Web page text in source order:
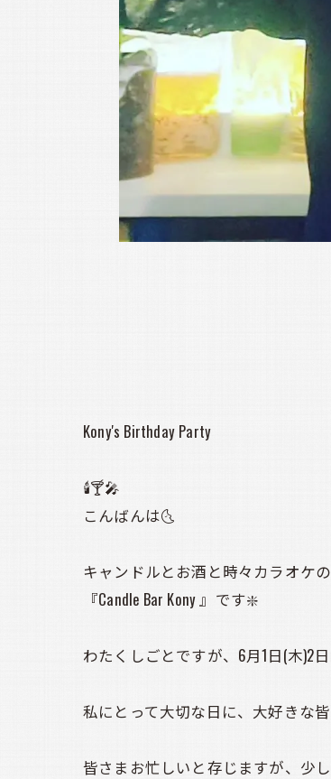
Kony's Birthday Party
🕯️🍸️🎤
こんばんは🌜️
キャンドルとお酒と時々カラオケ
『Candle Bar Kony 』です❇️
わたくしごとですが、6月1日(木)2
私にとって大切な日に、大好きな
皆さまお忙しいと存じますが、少